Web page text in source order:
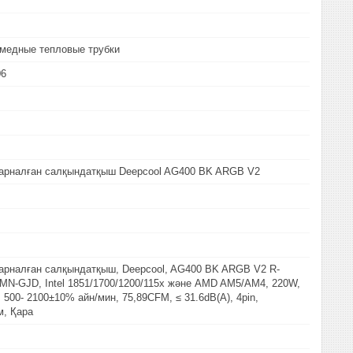
тепловые трубки
салқындатқыш Deepcool AG400 BK ARGB V2
салқындатқыш, Deepcool, AG400 BK ARGB V2 R-
GJD, Intel 1851/1700/1200/115х және AMD AM5/AM4, 220W,
2100±10% айн/мин, 75,89CFM, ≤ 31.6dB(A), 4pin,
Қара